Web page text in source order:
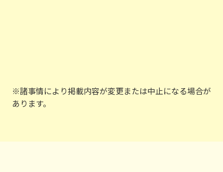
※諸事情により掲載内容が変更または中止になる場合が
あります。